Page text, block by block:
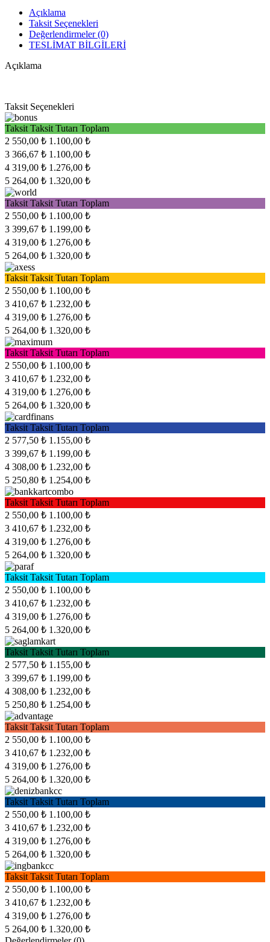
Açıklama
Taksit Seçenekleri
Değerlendirmeler (0)
TESLİMAT BİLGİLERİ
Açıklama
Taksit Seçenekleri
Taksit Taksit Tutarı Toplam
2 550,00 ₺ 1.100,00 ₺
3 366,67 ₺ 1.100,00 ₺
4 319,00 ₺ 1.276,00 ₺
5 264,00 ₺ 1.320,00 ₺
Taksit Taksit Tutarı Toplam
2 550,00 ₺ 1.100,00 ₺
3 399,67 ₺ 1.199,00 ₺
4 319,00 ₺ 1.276,00 ₺
5 264,00 ₺ 1.320,00 ₺
Taksit Taksit Tutarı Toplam
2 550,00 ₺ 1.100,00 ₺
3 410,67 ₺ 1.232,00 ₺
4 319,00 ₺ 1.276,00 ₺
5 264,00 ₺ 1.320,00 ₺
Taksit Taksit Tutarı Toplam
2 550,00 ₺ 1.100,00 ₺
3 410,67 ₺ 1.232,00 ₺
4 319,00 ₺ 1.276,00 ₺
5 264,00 ₺ 1.320,00 ₺
Taksit Taksit Tutarı Toplam
2 577,50 ₺ 1.155,00 ₺
3 399,67 ₺ 1.199,00 ₺
4 308,00 ₺ 1.232,00 ₺
5 250,80 ₺ 1.254,00 ₺
Taksit Taksit Tutarı Toplam
2 550,00 ₺ 1.100,00 ₺
3 410,67 ₺ 1.232,00 ₺
4 319,00 ₺ 1.276,00 ₺
5 264,00 ₺ 1.320,00 ₺
Taksit Taksit Tutarı Toplam
2 550,00 ₺ 1.100,00 ₺
3 410,67 ₺ 1.232,00 ₺
4 319,00 ₺ 1.276,00 ₺
5 264,00 ₺ 1.320,00 ₺
Taksit Taksit Tutarı Toplam
2 577,50 ₺ 1.155,00 ₺
3 399,67 ₺ 1.199,00 ₺
4 308,00 ₺ 1.232,00 ₺
5 250,80 ₺ 1.254,00 ₺
Taksit Taksit Tutarı Toplam
2 550,00 ₺ 1.100,00 ₺
3 410,67 ₺ 1.232,00 ₺
4 319,00 ₺ 1.276,00 ₺
5 264,00 ₺ 1.320,00 ₺
Taksit Taksit Tutarı Toplam
2 550,00 ₺ 1.100,00 ₺
3 410,67 ₺ 1.232,00 ₺
4 319,00 ₺ 1.276,00 ₺
5 264,00 ₺ 1.320,00 ₺
Taksit Taksit Tutarı Toplam
2 550,00 ₺ 1.100,00 ₺
3 410,67 ₺ 1.232,00 ₺
4 319,00 ₺ 1.276,00 ₺
5 264,00 ₺ 1.320,00 ₺